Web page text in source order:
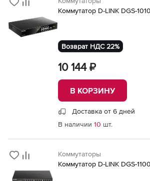
Коммутатор D-LINK DGS-
Возврат НДС 22%
10 144 ₽
В КОРЗИНУ
Доставка от 6 дней
В наличии 10 шт.
Коммутаторы
Коммутатор D-LINK DGS-